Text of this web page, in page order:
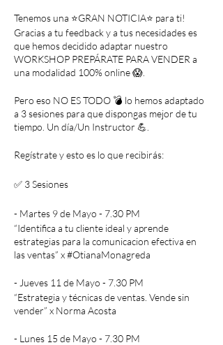
Tenemos una ⭐️GRAN NOTICIA⭐️ para ti!
Gracias a tu feedback y a tus necesidades es
que hemos decidido adaptar nuestro
WORKSHOP PREPÁRATE PARA VENDER a
una modalidad 100% online 😱.
Pero eso NO ES TODO 💣 lo hemos adaptado
a 3 sesiones para que dispongas mejor de tu
tiempo. Un día/Un Instructor 💪.
Regístrate y esto es lo que recibirás:
✅ 3 Sesiones
- Martes 9 de Mayo - 7.30 PM
“Identifica a tu cliente ideal y aprende
estrategias para la comunicacion efectiva en
las ventas” x #OtianaMonagreda
- Jueves 11 de Mayo - 7.30 PM
“Estrategia y técnicas de ventas. Vende sin
vender” x Norma Acosta
- Lunes 15 de Mayo - 7.30 PM